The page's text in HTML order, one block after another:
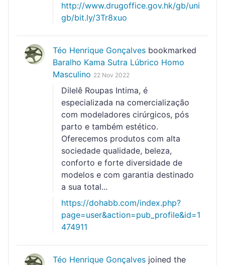
http://www.drugoffice.gov.hk/gb/uni
gb/bit.ly/3Tr8xuo
Téo Henrique Gonçalves bookmarked
Baralho Kama Sutra Lúbrico Homo
Masculino 22 Nov 2022
Dilelê Roupas Intima, é
especializada na comercialização
com modeladores cirúrgicos, pós
parto e também estético.
Oferecemos produtos com alta
sociedade qualidade, beleza,
conforto e forte diversidade de
modelos e com garantia destinado
a sua total...
https://dohabb.com/index.php?
page=user&action=pub_profile&id=1
474911
Téo Henrique Gonçalves joined the